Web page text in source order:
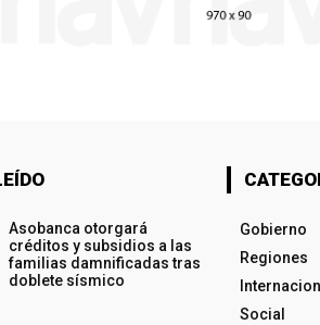
Asobanca otorgará
créditos y subsidios a las
familias damnificadas tras
doblete sísmico
Gobierno
Regiones
Social